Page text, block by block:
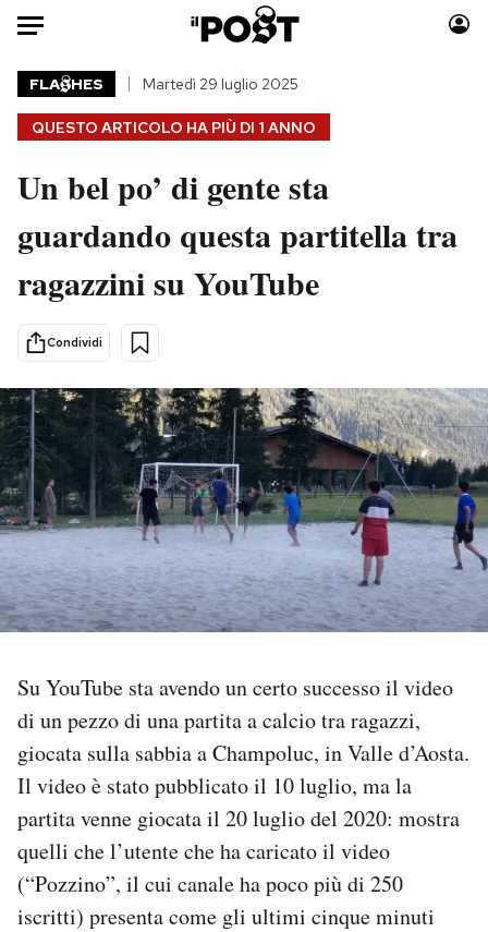
Auto
HOME
Italia
Politica
Tecnologia
Scienza
Economia
Sport
Moda
Consumismi
Storie/Idee
Altrecose
Mondiali calcio 2026
PODCAST
NEWSLETTER
I MIEI PREFERITI
SHOP
CALENDARIO
AREA PERSONALE
QUESTO ARTICOLO HA PIÙ DI 1 ANNO
FLA HES Martedì 29 luglio 2025
Un bel po’ di gente sta
guardando questa partitella tra
ragazzini su YouTube
Condividi
Su YouTube sta avendo un certo successo il video
di un pezzo di una partita a calcio tra ragazzi,
giocata sulla sabbia a Champoluc, in Valle d’Aosta.
Il video è stato pubblicato il 10 luglio, ma la
partita venne giocata il 20 luglio del 2020: mostra
quelli che l’utente che ha caricato il video
(“Pozzino”, il cui canale ha poco più di 250
iscritti) presenta come gli ultimi cinque minuti